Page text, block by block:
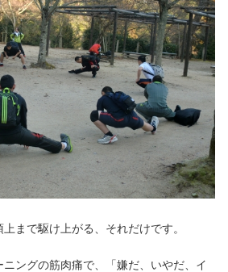
まで駆け上がる、それだけです。
ングの筋肉痛で、「嫌だ、いやだ、イ